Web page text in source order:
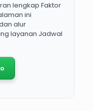
lengkap Faktor
ini
alur
layanan Jadwal